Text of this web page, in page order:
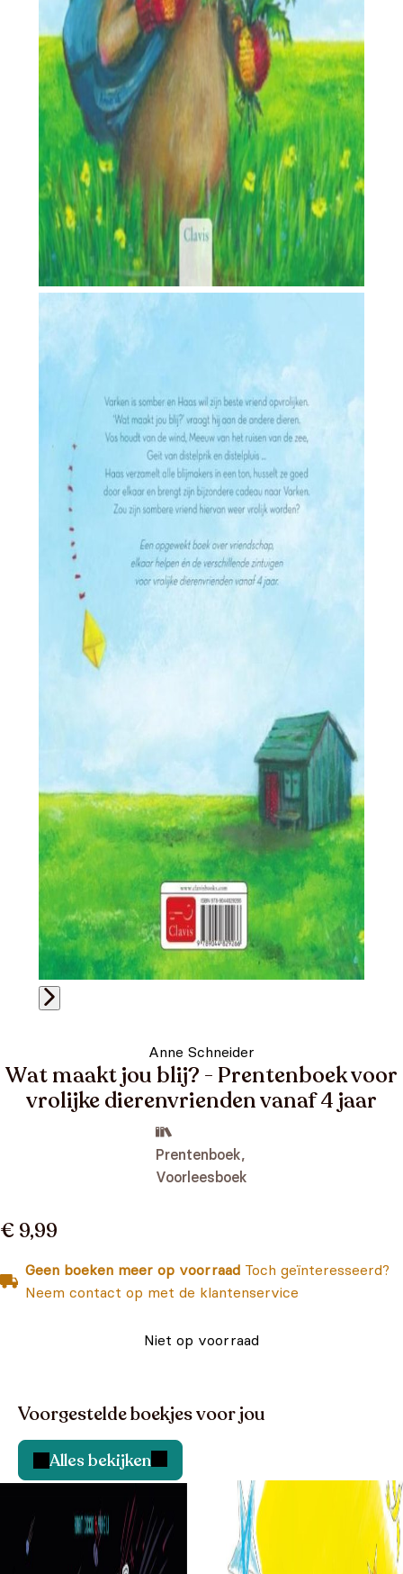
Anne Schneider
Wat maakt jou blij? - Prentenboek voor
vrolijke dierenvrienden vanaf 4 jaar
Prentenboek,
Voorleesboek
€ 9,99
Geen boeken meer op voorraad Toch geïnteresseerd?
Neem contact op met de klantenservice
Niet op voorraad
Voorgestelde boekjes voor jou
Alles bekijken